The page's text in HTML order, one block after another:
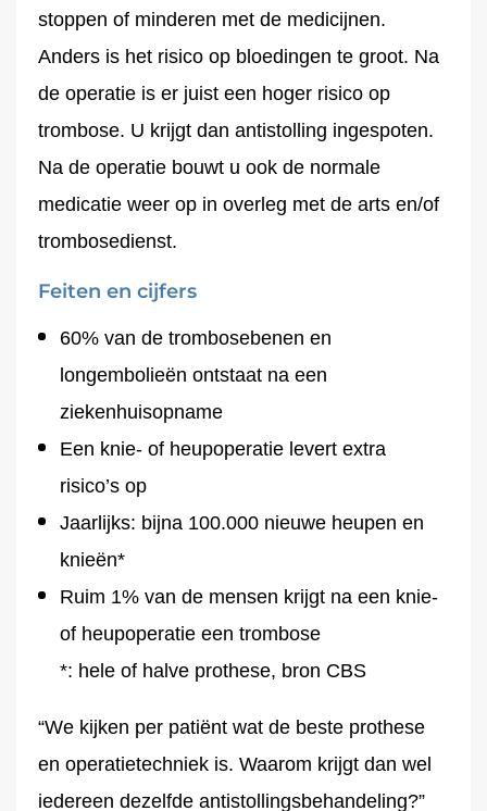
stoppen of minderen met de medicijnen.
Anders is het risico op bloedingen te groot. Na
de operatie is er juist een hoger risico op
trombose. U krijgt dan antistolling ingespoten.
Na de operatie bouwt u ook de normale
medicatie weer op in overleg met de arts en/of
trombosedienst.
Feiten en cijfers
60% van de trombosebenen en
longembolieën ontstaat na een
ziekenhuisopname
Een knie- of heupoperatie levert extra
risico’s op
Jaarlijks: bijna 100.000 nieuwe heupen en
knieën*
Ruim 1% van de mensen krijgt na een knie-
of heupoperatie een trombose
*: hele of halve prothese, bron CBS
“We kijken per patiënt wat de beste prothese
en operatietechniek is. Waarom krijgt dan wel
iedereen dezelfde antistollingsbehandeling?”